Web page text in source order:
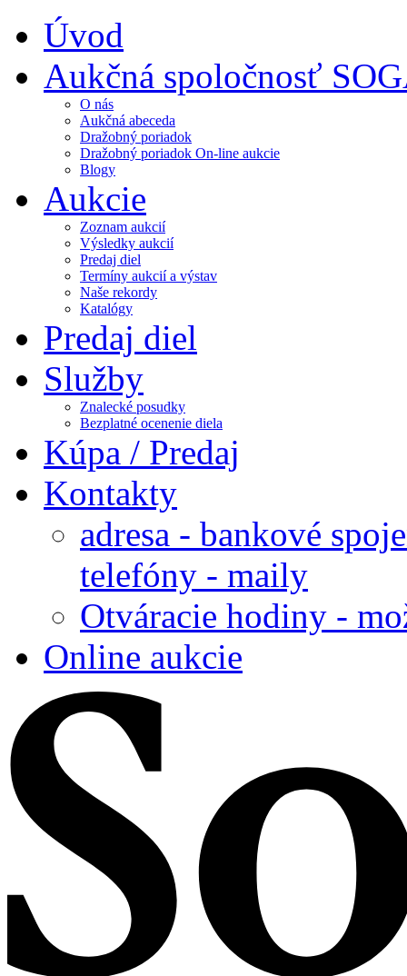
Úvod
Aukčná spoločnosť
O nás
Aukčná abeceda
Dražobný poriadok
Dražobný poriadok On-line aukcie
Blogy
Aukcie
Zoznam aukcií
Výsledky aukcií
Predaj diel
Termíny aukcií a výstav
Naše rekordy
Katalógy
Predaj diel
Služby
Znalecké posudky
Bezplatné ocenenie diela
Kúpa / Predaj
Kontakty
adresa - bankové
telefóny - maily
Otváracie hodiny -
Online aukcie